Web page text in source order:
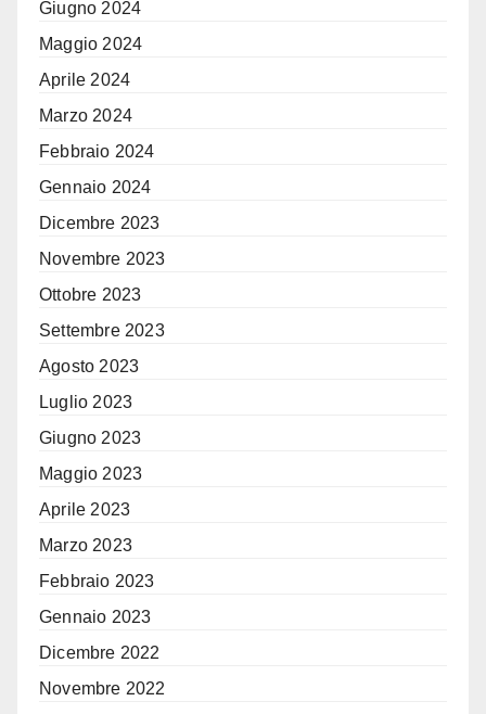
Giugno 2024
Maggio 2024
Aprile 2024
Marzo 2024
Febbraio 2024
Gennaio 2024
Dicembre 2023
Novembre 2023
Ottobre 2023
Settembre 2023
Agosto 2023
Luglio 2023
Giugno 2023
Maggio 2023
Aprile 2023
Marzo 2023
Febbraio 2023
Gennaio 2023
Dicembre 2022
Novembre 2022